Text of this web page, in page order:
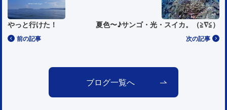
前の記事
やっと行けた！
次の記事
夏色〜♪サンゴ・光・スイカ。（≧∇≦）
ブログ一覧へ